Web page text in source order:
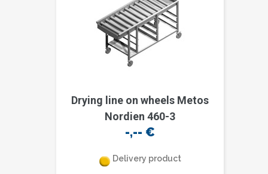
Drying line on wheels Metos
Nordien 460-3
-,-- €
Delivery product